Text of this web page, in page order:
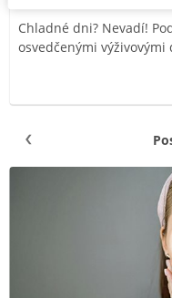
Chladné dni? Nevadí!
osvedčenými výživovými